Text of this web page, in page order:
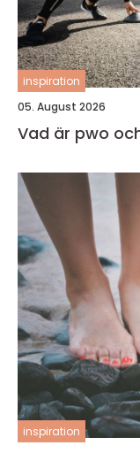
inspiration
05. August 2026
Vad är pwo
inspiration